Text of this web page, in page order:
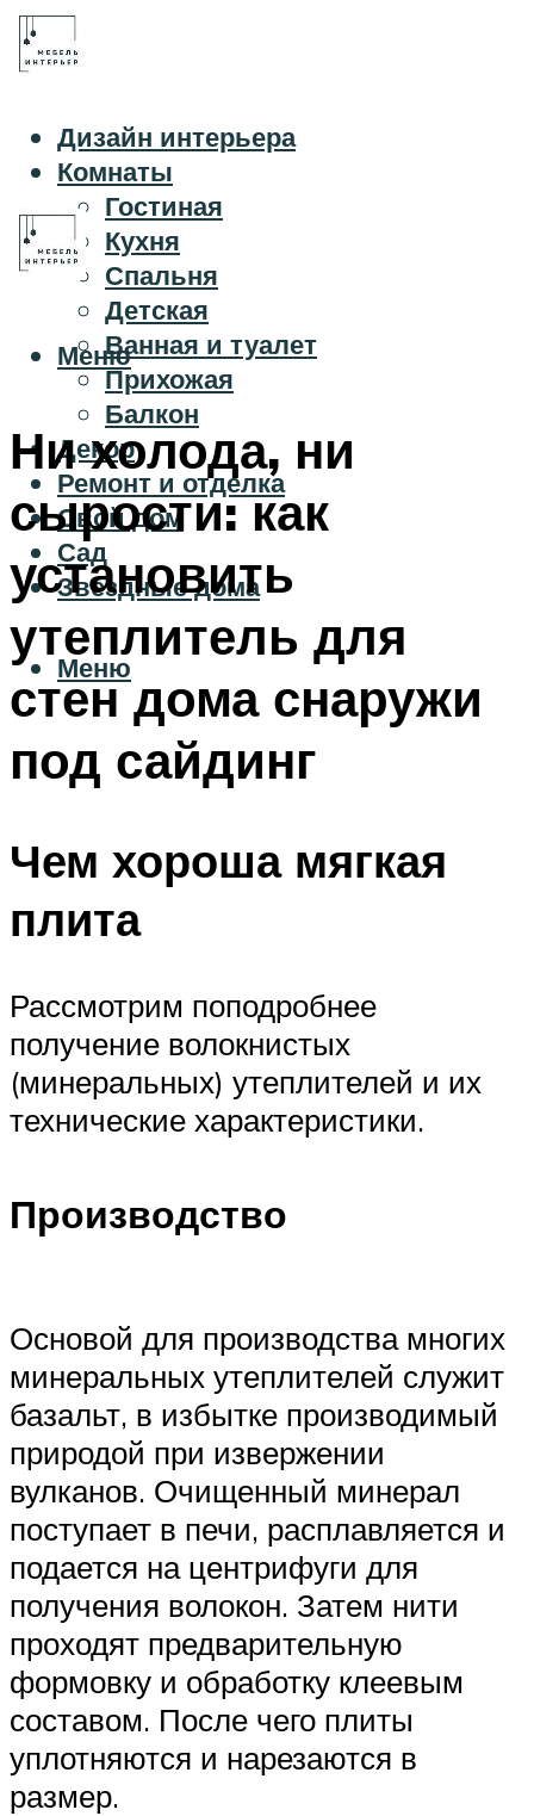
Дизайн интерьера
Комнаты
Гостиная
Кухня
Спальня
Детская
Ванная и туалет
Прихожая
Балкон
Декор
Ремонт и отделка
Свой дом
Сад
Звездные дома
Меню
Меню
Ни холода, ни
сырости: как
установить
утеплитель для
стен дома снаружи
под сайдинг
Чем хороша мягкая
плита
Рассмотрим поподробнее
получение волокнистых
(минеральных) утеплителей и их
технические характеристики.
Производство
Основой для производства многих
минеральных утеплителей служит
базальт, в избытке производимый
природой при извержении
вулканов. Очищенный минерал
поступает в печи, расплавляется и
подается на центрифуги для
получения волокон. Затем нити
проходят предварительную
формовку и обработку клеевым
составом. После чего плиты
уплотняются и нарезаются в
размер.